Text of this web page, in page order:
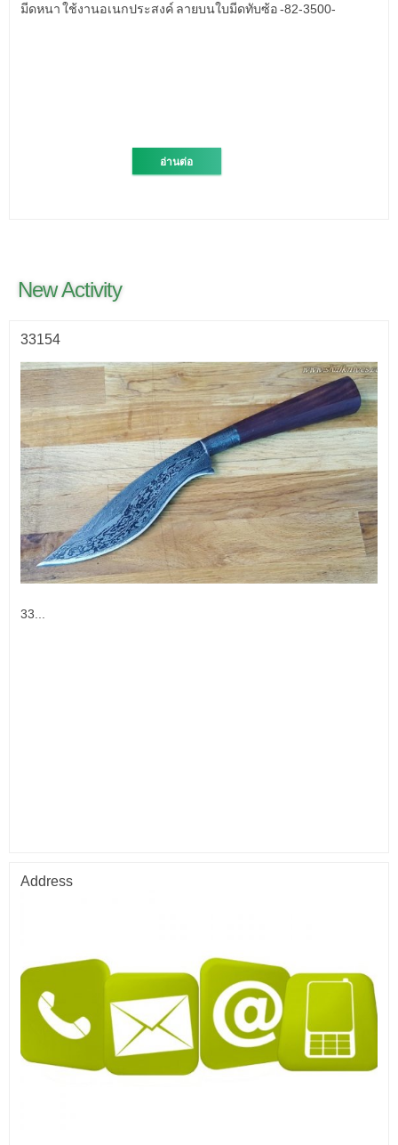
มีดหนา ใช้งานอเนกประสงค์ ลายบนใบมีดทับซ้อ -82-3500-
อ่านต่อ
New Activity
33154
33...
Address